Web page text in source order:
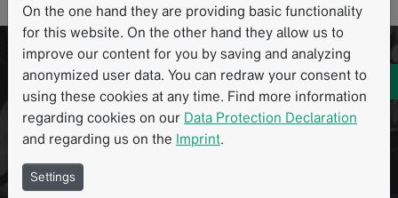
Möchten Sie wissen, wie Sie mint Lesion
in Ihren Arbeitsalltag einsetzen können?
Gerne personalisieren wir Ihnen eine
Live-Demo.
On the one hand they are providing basic functionality
for this website. On the other hand they allow us to
improve our content for you by saving and analyzing
anonymized user data. You can redraw your consent to
using these cookies at any time. Find more information
regarding cookies on our Data Protection Declaration
and regarding us on the Imprint.
Settings